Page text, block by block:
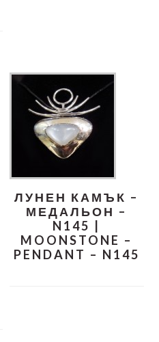
ЛУНЕН КАМЪК –
МЕДАЛЬОН –
N145 |
MOONSTONE –
PENDANT – N145